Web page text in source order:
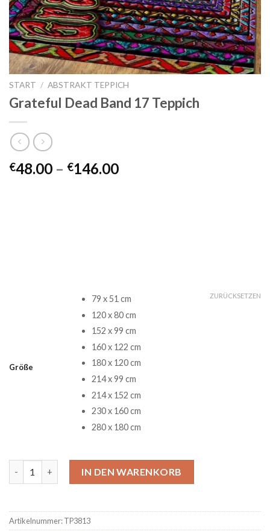
START / ABSTRAKT TEPPICH
Grateful Dead Band 17 Teppich
€48.00 – €146.00Preisspanne:
Größe
79 x 51 cm
120 x 80 cm
152 x 99 cm
160 x 122 cm
180 x 120 cm
214 x 99 cm
214 x 152 cm
230 x 160 cm
280 x 180 cm
ZURÜCKSETZEN
IN DEN WARENKORB
Artikelnummer:TP3813